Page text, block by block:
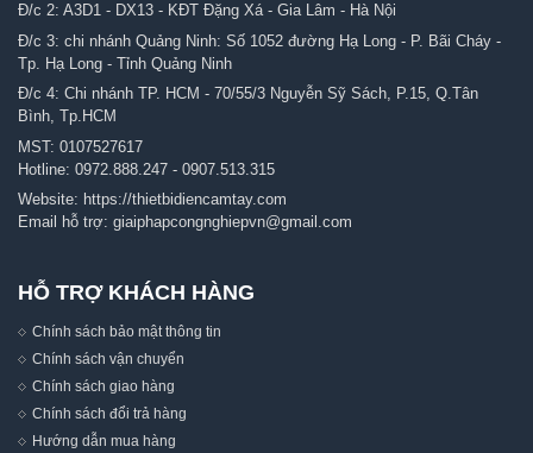
Đ/c 2: A3D1 - DX13 - KĐT Đặng Xá - Gia Lâm - Hà Nội
Đ/c 3: chi nhánh Quảng Ninh: Số 1052 đường Hạ Long - P. Bãi Cháy -
Tp. Hạ Long - Tỉnh Quảng Ninh
Đ/c 4: Chi nhánh TP. HCM - 70/55/3 Nguyễn Sỹ Sách, P.15, Q.Tân
Bình, Tp.HCM
MST: 0107527617
Hotline: 0972.888.247 - 0907.513.315
Website: https://thietbidiencamtay.com
Email hỗ trợ: giaiphapcongnghiepvn@gmail.com
HỖ TRỢ KHÁCH HÀNG
Chính sách bảo mật thông tin
Chính sách vận chuyển
Chính sách giao hàng
Chính sách đổi trả hàng
Hướng dẫn mua hàng